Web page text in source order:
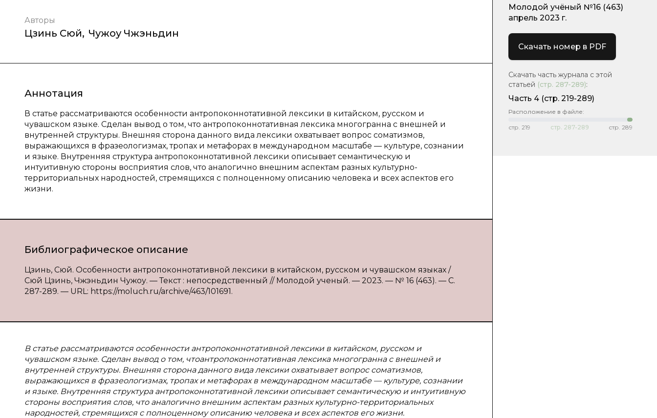
Авторы
Цзинь Сюй, Чужоу Чжэньдин
Аннотация
В статье рассматриваются особенности антропоконнотативной лексики в китайском, русском и
чувашском языке. Сделан вывод о том, что антропоконнотативная лексика многогранна с внешней и
внутренней структуры. Внешняя сторона данного вида лексики охватывает вопрос соматизмов,
выражающихся в фразеологизмах, тропах и метафорах в международном масштабе — культуре, сознании
и языке. Внутренняя структура антропоконнотативной лексики описывает семантическую и
интуитивную стороны восприятия слов, что аналогично внешним аспектам разных культурно-
территориальных народностей, стремящихся с полноценному описанию человека и всех аспектов его
жизни.
Библиографическое описание
Цзинь, Сюй. Особенности антропоконнотативной лексики в китайском, русском и чувашском языках /
Сюй Цзинь, Чжэньдин Чужоу. — Текст : непосредственный // Молодой ученый. — 2023. — № 16 (463). — С.
287-289. — URL: https://moluch.ru/archive/463/101691.
В статье рассматриваются особенности антропоконнотативной лексики в китайском, русском и
чувашском языке. Сделан вывод о том, чтоантропоконнотативная лексика многогранна с внешней и
внутренней структуры. Внешняя сторона данного вида лексики охватывает вопрос соматизмов,
выражающихся в фразеологизмах, тропах и метафорах в международном масштабе — культуре, сознании
и языке. Внутренняя структура антропоконнотативной лексики описывает семантическую и интуитивную
стороны восприятия слов, что аналогично внешним аспектам разных культурно-территориальных
народностей, стремящихся с полноценному описанию человека и всех аспектов его жизни.
Молодой учёный №16 (463)
апрель 2023 г.
Скачать номер в PDF
Скачать часть журнала с этой
статьей (стр. 287-289):
Часть 4 (стр. 219-289)
Расположение в файле:
стр. 219 стр. 287-289 стр. 289